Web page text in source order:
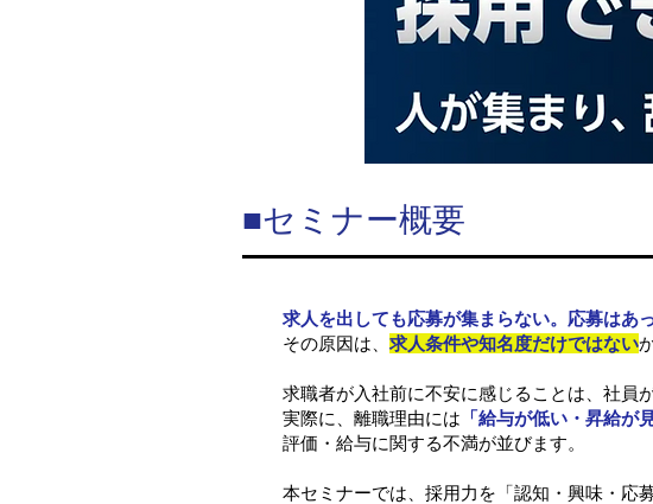
■セミナー概要
求人を出しても応募が集まらない。応募はあ
その原因は、 求人条件や知名度だけではない
求職者が入社前に不安に感じることは、社員
実際に、離職理由には 「給与が低い・昇給が
評価・給与に関する不満が並びます。
本セミナーでは、採用力を「認知・興味・応